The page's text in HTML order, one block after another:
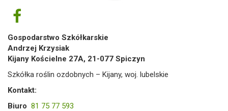
Gospodarstwo Szkółkarskie
Andrzej Krzysiak
Kijany Kościelne 27A, 21-077 Spiczyn
Szkółka roślin ozdobnych – Kijany, woj. lubelskie
Kontakt:
Biuro 81 75 77 593